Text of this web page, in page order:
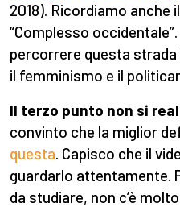
2018). Ricordiamo anche
“Complesso
percorrere questa
il femminismo e il
Il terzo punto non si
convinto che la miglior
questa. Capisco che il
guardarlo attentamente.
da studiare, non c’è